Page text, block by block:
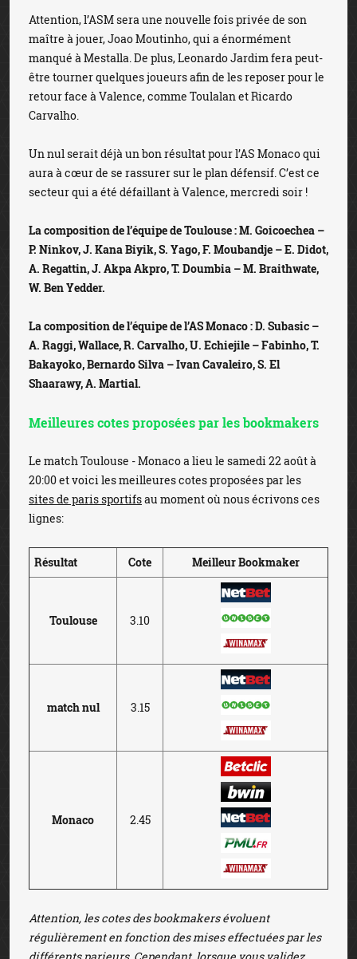
Attention, l’ASM sera une nouvelle fois privée de son
maître à jouer, Joao Moutinho, qui a énormément
manqué à Mestalla. De plus, Leonardo Jardim fera peut-
être tourner quelques joueurs afin de les reposer pour le
retour face à Valence, comme Toulalan et Ricardo
Carvalho.
Un nul serait déjà un bon résultat pour l’AS Monaco qui
aura à cœur de se rassurer sur le plan défensif. C’est ce
secteur qui a été défaillant à Valence, mercredi soir !
La composition de l’équipe de Toulouse : M. Goicoechea –
P. Ninkov, J. Kana Biyik, S. Yago, F. Moubandje – E. Didot,
A. Regattin, J. Akpa Akpro, T. Doumbia – M. Braithwate,
W. Ben Yedder.
La composition de l’équipe de l’AS Monaco : D. Subasic –
A. Raggi, Wallace, R. Carvalho, U. Echiejile – Fabinho, T.
Bakayoko, Bernardo Silva – Ivan Cavaleiro, S. El
Shaarawy, A. Martial.
Meilleures cotes proposées par les bookmakers
Le match Toulouse - Monaco a lieu le samedi 22 août à
20:00 et voici les meilleures cotes proposées par les
sites de paris sportifsau moment où nous écrivons ces
lignes:
Résultat Cote Meilleur Bookmaker
Toulouse 3.10
match nul 3.15
Monaco 2.45
Attention, les cotes des bookmakers évoluent
régulièrement en fonction des mises effectuées par les